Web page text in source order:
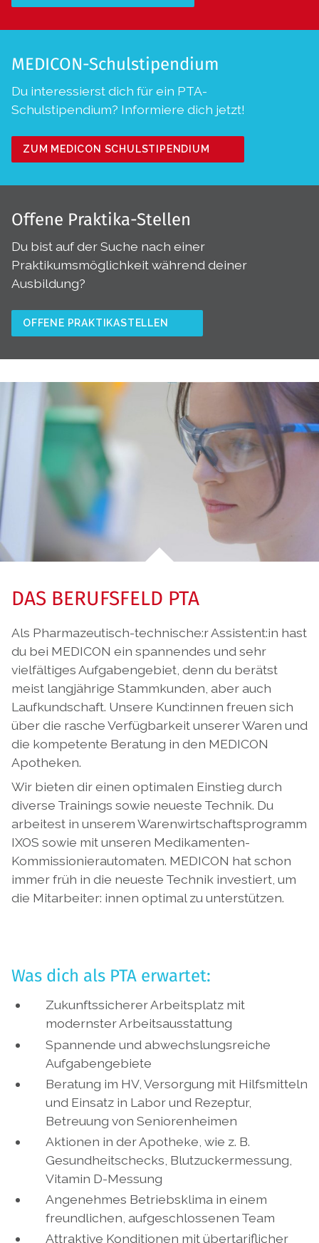
MEDICON-Schulstipendium
Du interessierst dich für ein PTA-
Schulstipendium? Informiere dich jetzt!
ZUM MEDICON SCHULSTIPENDIUM
Offene Praktika-Stellen
Du bist auf der Suche nach einer
Praktikumsmöglichkeit während deiner
Ausbildung?
OFFENE PRAKTIKASTELLEN
DAS BERUFSFELD PTA
Als Pharmazeutisch-technische:r Assistent:in hast
du bei MEDICON ein spannendes und sehr
vielfältiges Aufgabengebiet, denn du berätst
meist langjährige Stammkunden, aber auch
Laufkundschaft. Unsere Kund:innen freuen sich
über die rasche Verfügbarkeit unserer Waren und
die kompetente Beratung in den MEDICON
Apotheken.
Wir bieten dir einen optimalen Einstieg durch
diverse Trainings sowie neueste Technik. Du
arbeitest in unserem Warenwirtschaftsprogramm
IXOS sowie mit unseren Medikamenten-
Kommissionierautomaten. MEDICON hat schon
immer früh in die neueste Technik investiert, um
die Mitarbeiter: innen optimal zu unterstützen.
Was dich als PTA erwartet:
Zukunftssicherer Arbeitsplatz mit
modernster Arbeitsausstattung
Spannende und abwechslungsreiche
Aufgabengebiete
Beratung im HV, Versorgung mit Hilfsmitteln
und Einsatz in Labor und Rezeptur,
Betreuung von Seniorenheimen
Aktionen in der Apotheke, wie z. B.
Gesundheitschecks, Blutzuckermessung,
Vitamin D-Messung
Angenehmes Betriebsklima in einem
freundlichen, aufgeschlossenen Team
Attraktive Konditionen mit übertariflicher